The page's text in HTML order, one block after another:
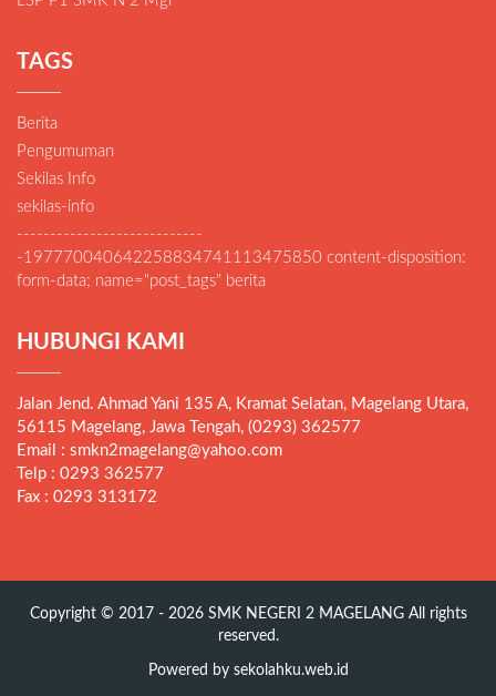
TAGS
Berita
Pengumuman
Sekilas Info
sekilas-info
----------------------------
-197770040642258834741113475850 content-disposition:
form-data; name="post_tags" berita
HUBUNGI KAMI
Jalan Jend. Ahmad Yani 135 A, Kramat Selatan, Magelang Utara,
56115 Magelang, Jawa Tengah, (0293) 362577
Email : smkn2magelang@yahoo.com
Telp : 0293 362577
Fax : 0293 313172
Copyright © 2017 - 2026SMK NEGERI 2 MAGELANGAll rights
reserved.
Powered by sekolahku.web.id